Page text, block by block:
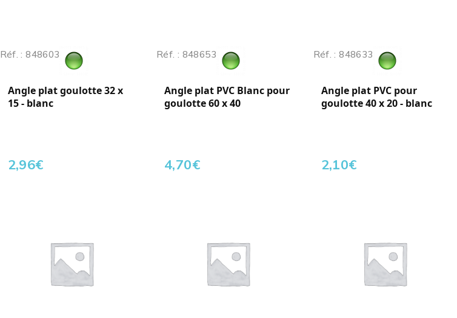
Réf. : 848603
Angle plat goulotte 32 x
15 - blanc
2,96€
Réf. : 848653
Angle plat PVC Blanc pour
goulotte 60 x 40
4,70€
Réf. : 848633
Angle plat PVC pour
goulotte 40 x 20 - blanc
2,10€